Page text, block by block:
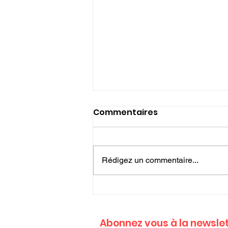
Départementale FO 33 :
Commentaires
Rédigez un commentaire...
Abonnez vous à la